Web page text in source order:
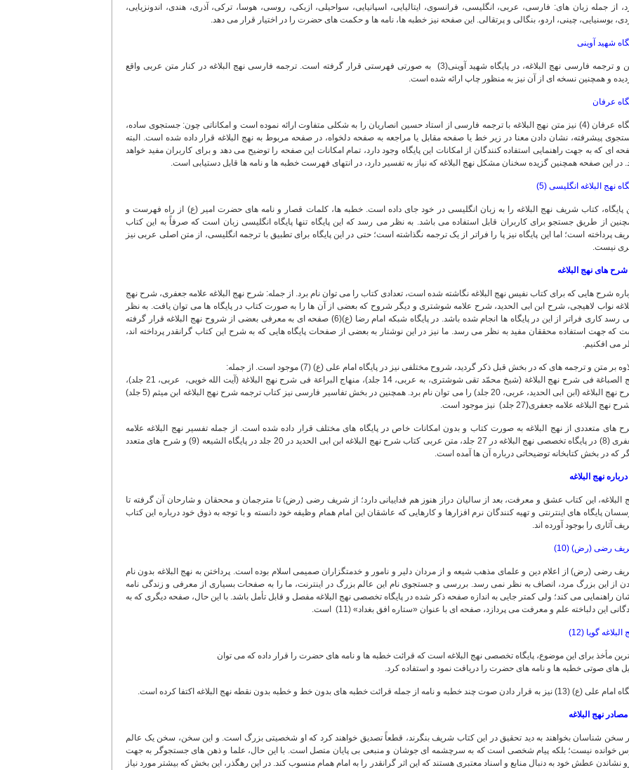
از جمله زبان های: فارسی، عربی، انگلیسی، فرانسوی، ایتالیایی، اسپانیایی، سواحیلی، ازبکی، روسی، هوسا، ترکی، آذری، هندی، اندونزیایی،
بوسنیایی، چینی، اردو، بنگالی و پرتقالی. این صفحه نیز خطبه ها، نامه ها و حکمت های حضرت را در اختیار قرار می دهد.
شهید آوینی
متن و ترجمه فارسی نهج البلاغه، در پایگاه شهید آوینی(3) به صورتی فهرستی قرار گرفته است. ترجمه فارسی نهج البلاغه در کنار متن عربی واقع
و همچنین نسخه ای از آن نیز به منظور چاپ ارائه شده است.
عرفان
پایگاه عرفان (4) نیز متن نهج البلاغه با ترجمه فارسی از استاد حسین انصاریان را به شکلی متفاوت ارائه نموده است و امکاناتی چون: جستجوی ساده،
پیشرفته، نشان دادن معنا در زیر خط یا صفحه مقابل یا مراجعه به صفحه دلخواه، در صفحه مربوط به نهج البلاغه قرار داده شده است. البته
ای که به جهت راهنمایی استفاده کنندگان از امکانات این پایگاه وجود دارد، تمام امکانات این صفحه را توضیح می دهد و برای کاربران مفید خواهد
در این صفحه همچنین گزیده سخنان مشکل نهج البلاغه که نیاز به تفسیر دارد، در انتهای فهرست خطبه ها و نامه ها قابل دستیابی است.
نهج البلاغه انگلیسی (5)
پایگاه، کتاب شریف نهج البلاغه را به زبان انگلیسی در خود جای داده است. خطبه ها، کلمات قصار و نامه های حضرت امیر (ع) از راه فهرست و
از طریق جستجو برای کاربران قابل استفاده می باشد. به نظر می رسد که این پایگاه تنها پایگاه انگلیسی زبان است که صرفاً به این کتاب
پرداخته است؛ اما این پایگاه نیز پا را فراتر از یک ترجمه نگذاشته است؛ حتی در این پایگاه برای تطبیق با ترجمه انگلیسی، از متن اصلی عربی نیز
نیست.
شرح هایی که برای کتاب نفیس نهج البلاغه نگاشته شده است، تعدادی کتاب را می توان نام برد. از جمله: شرح نهج البلاغه علامه جعفری، شرح نهج
نواب لاهیجی، شرح ابن ابی الحدید، شرح علامه شوشتری و دیگر شروح که بعضی از آن ها را به صورت کتاب در پایگاه ها می توان یافت. به نظر
نمی رسد کاری فراتر از این در پایگاه ها انجام شده باشد. در پایگاه شبکه امام رضا (ع)(6) صفحه ای به معرفی بعضی از شروح نهج البلاغه قرار گرفته
که جهت استفاده محققان مفید به نظر می رسد. ما نیز در این نوشتار به بعضی از صفحات پایگاه هایی که به شرح این کتاب گرانقدر پرداخته اند،
می افکنیم.
بر متن و ترجمه های که در بخش قبل ذکر گردید، شروح مختلفی نیز در پایگاه امام علی (ع) (7) موجود است. از جمله:
بهج الصباغة فی شرح نهج البلاغة (شیخ محمّد تقی شوشتری، به عربی، 14 جلد)، منهاج البراعة فی شرح نهج البلاغة (آیت الله خویی، عربی، 21 جلد)،
شرح نهج البلاغه (ابن ابی الحدید، عربی، 20 جلد) را می توان نام برد. همچنین در بخش تفاسیر فارسی نیز کتاب ترجمه شرح نهج البلاغه ابن میثم (5 جلد)
نهج البلاغه علامه جعفری(27 جلد) نیز موجود است.
های متعددی از نهج البلاغه به صورت کتاب و بدون امکانات خاص در پایگاه های مختلف قرار داده شده است. از جمله تفسیر نهج البلاغه علامه
جعفری (8) در پایگاه تخصصی نهج البلاغه در 27 جلد، متن عربی کتاب شرح نهج البلاغه ابن ابی الحدید در 20 جلد در پایگاه الشیعه (9) و شرح های متعدد
که در بخش کتابخانه توضیحاتی درباره آن ها آمده است.
البلاغه، این کتاب عشق و معرفت، بعد از سالیان دراز هنوز هم فداییانی دارد؛ از شریف رضی (رض) تا مترجمان و مححقان و شارحان آن گرفته تا
پایگاه های اینترنتی و تهیه کنندگان نرم افزارها و کارهایی که عاشقان این امام همام وظیفه خود دانسته و با توجه به ذوق خود درباره این کتاب
آثاری را بوجود آورده اند.
رضی (رض) (10)
رضی (رض) از اعلام دین و علمای مذهب شیعه و از مردان دلیر و نامور و خدمتگزاران صمیمی اسلام بوده است. پرداختن به نهج البلاغه بدون نام
از این بزرگ مرد، انصاف به نظر نمی رسد. بررسی و جستجوی نام این عالم بزرگ در اینترنت، ما را به صفحات بسیاری از معرفی و زندگی نامه
راهنمایی می کند؛ ولی کمتر جایی به اندازه صفحه ذکر شده در پایگاه تخصصی نهج البلاغه مفصل و قابل تأمل باشد. با این حال، صفحه دیگری که به
این دلباخته علم و معرفت می پردازد، صفحه ای با عنوان «ستاره افق بغداد» (11) است.
البلاغه گویا (12)
مأخذ برای این موضوع، پایگاه تخصصی نهج البلاغه است که قرائت خطبه ها و نامه های حضرت را قرار داده که می توان
های صوتی خطبه ها و نامه های حضرت را دریافت نمود و استفاده کرد.
(13) نیز به قرار دادن صوت چند خطبه و نامه از جمله قرائت خطبه های بدون خط و خطبه بدون نقطه نهج البلاغه اکتفا کرده است.
سخن شناسان بخواهند به دید تحقیق در این کتاب شریف بنگرند، قطعاً تصدیق خواهند کرد که او شخصیتی بزرگ است. و این سخن، سخن یک عالم
خوانده نیست؛ بلکه پیام شخصی است که به سرچشمه ای جوشان و منبعی بی پایان متصل است. با این حال، علما و ذهن های جستجوگر به جهت
نشاندن عطش خود به دنبال منابع و اسناد معتبری هستند که این اثر گرانقدر را به امام همام منسوب کند. در این رهگذر، این بخش که بیشتر مورد نیاز